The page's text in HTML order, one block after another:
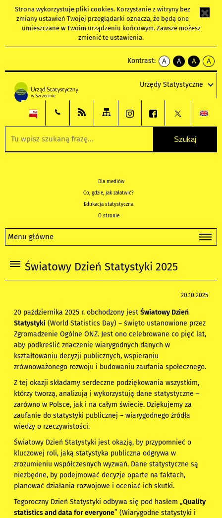
Strona wykorzystuje pliki cookies. Korzystanie z witryny bez
zmiany ustawień Twojej przeglądarki oznacza, że będą one
umieszczane w Twoim urządzeniu końcowym. Zawsze możesz
zmienić te ustawienia.
Kontrast:
A
kontrast
A
kontrast
tekst
czarnym
A
kontrast
tekst
czarnym
A
tekst
żółtym
Urzędy Statystyczne
Dla mediów
Co, gdzie, jak załatwić?
Edukacja statystyczna
O stronie
Menu główne
Światowy Dzień Statystyki 2025
20.10.2025
20 października 2025 r. obchodzony jestŚwiatowy Dzień
Statystyki (World Statistics Day) – święto ustanowione przez
Zgromadzenie Ogólne ONZ. Jest ono celebrowane co pięć lat,
aby podkreślić znaczenie wiarygodnych danych w
kształtowaniu decyzji publicznych, wspieraniu
zrównoważonego rozwoju i budowaniu zaufania społecznego.
Z tej okazji składamy serdeczne podziękowania wszystkim,
którzy tworzą, analizują i wykorzystują dane statystyczne –
zarówno w Polsce, jak i na całym świecie. Dziękujemy za
zaufanie do statystyki publicznej – wiarygodnego źródła
wiedzy o rzeczywistości.
Światowy Dzień Statystyki jest okazją, by przypomnieć o
kluczowej roli, jaką statystyka publiczna odgrywa w
zrozumieniu współczesnych wyzwań. Dane statystyczne są
niezbędne, by podejmować decyzje oparte na faktach,
planować działania rozwojowe i oceniać ich skutki.
Tegoroczny Dzień Statystyki odbywa się pod hasłem „Quality
statistics and data for everyone” (Wiarygodne statystyki i